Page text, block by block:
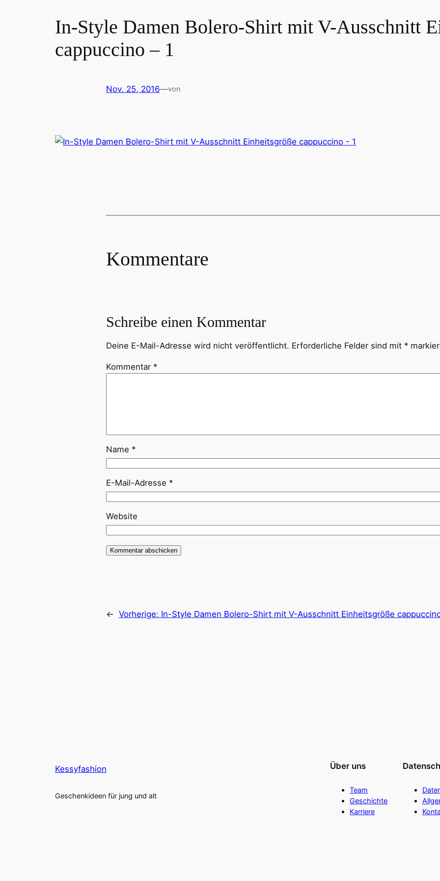
In-Style Damen Bolero-Shirt mit V-Ausschnitt
cappuccino – 1
Nov. 25, 2016—von
Kommentare
Schreibe einen Kommentar
Deine E-Mail-Adresse wird nicht veröffentlicht. Erforderliche Felder sind mit *
Kommentar *
Name *
E-Mail-Adresse *
Website
← Vorherige: In-Style Damen Bolero-Shirt mit V-Ausschnitt Einheitsgröße
Kessyfashion
Geschenkideen für jung und alt
Über uns
Team
Geschichte
Karriere